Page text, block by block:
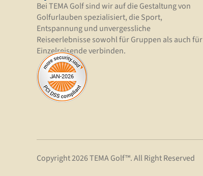
Bei TEMA Golf sind wir auf die Gestaltung von
Golfurlauben spezialisiert, die Sport,
Entspannung und unvergessliche
Reiseerlebnisse sowohl für Gruppen als auch für
Einzelreisende verbinden.
Copyright 2026 TEMA Golf™. All Right Reserved